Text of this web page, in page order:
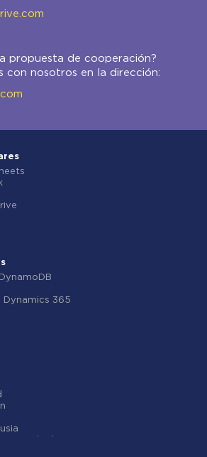
propuesta de cooperación?
con nosotros en la dirección:
CRM
Dynamics 365
Monitor